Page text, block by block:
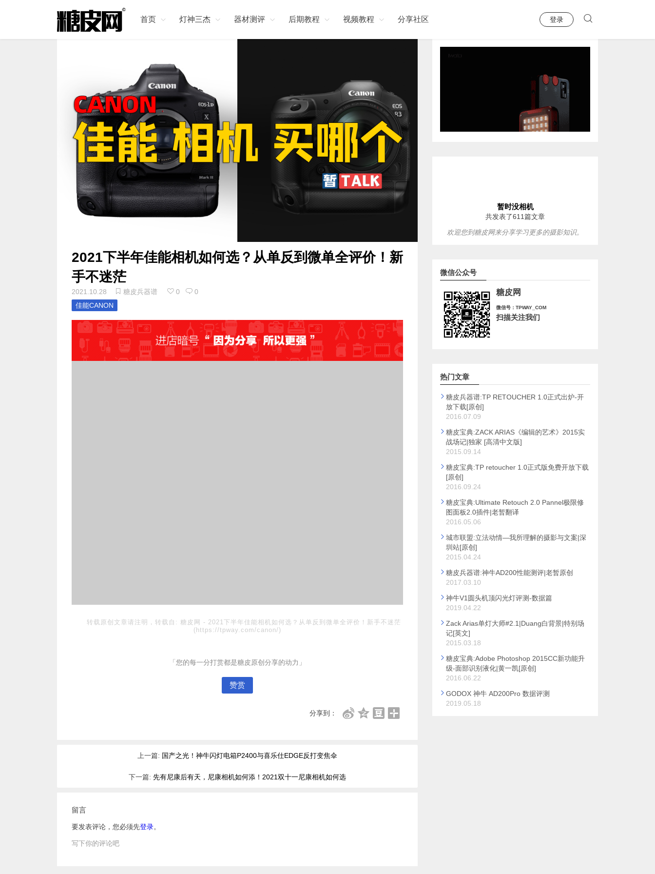
首页 灯神三杰 器材测评 后期教程 视频教程 分享社区 登录
2021下半年佳能相机如何选？从单反到微单全评价！新
手不迷茫
2021.10.28 糖皮兵器谱 0
0
佳能CANON
转载原创文章请注明，转载自: 糖皮网 - 2021下半年佳能相机如何选？从单反到微单全评价！新手不迷茫
(https://tpway.com/canon/)
「您的每一分打赏都是糖皮原创分享的动力」
赞赏
分享到：
上一篇: 国产之光！神牛闪灯电箱P2400与喜乐仕EDGE反打变焦伞
下一篇: 先有尼康后有天，尼康相机如何添！2021双十一尼康相机如何选
留言
要发表评论，您必须先登录。
写下你的评论吧
暂时没相机
共发表了611篇文章
欢迎您到糖皮网来分享学习更多的摄影知识。
微信公众号
糖皮网
微信号：TPWAY_COM
扫描关注我们
热门文章
糖皮兵器谱:TP RETOUCHER 1.0正式出炉-开
放下载[原创]
2016.07.09
糖皮宝典:ZACK ARIAS《编辑的艺术》2015实
战场记|独家 [高清中文版]
2015.09.14
糖皮宝典:TP retoucher 1.0正式版免费开放下载
[原创]
2016.09.24
糖皮宝典:Ultimate Retouch 2.0 Pannel极限修
图面板2.0插件|老暂翻译
2016.05.06
城市联盟:立法动情—我所理解的摄影与文案|深
圳站[原创]
2015.04.24
糖皮兵器谱:神牛AD200性能测评|老暂原创
2017.03.10
神牛V1圆头机顶闪光灯评测-数据篇
2019.04.22
Zack Arias单灯大师#2.1|Duang白背景|特别场
记[英文]
2015.03.18
糖皮宝典:Adobe Photoshop 2015CC新功能升
级-面部识别液化|黄一凯[原创]
2016.06.22
GODOX 神牛 AD200Pro 数据评测
2019.05.18